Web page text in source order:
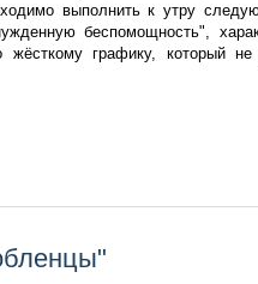
выполнить к утру
беспомощность",
графику, который не